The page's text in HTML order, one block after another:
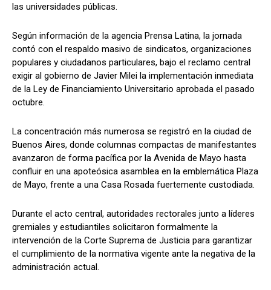
las universidades públicas.
Según información de la agencia Prensa Latina, la jornada
contó con el respaldo masivo de sindicatos, organizaciones
populares y ciudadanos particulares, bajo el reclamo central
exigir al gobierno de Javier Milei la implementación inmediata
de la Ley de Financiamiento Universitario aprobada el pasado
octubre.
La concentración más numerosa se registró en la ciudad de
Buenos Aires, donde columnas compactas de manifestantes
avanzaron de forma pacífica por la Avenida de Mayo hasta
confluir en una apoteósica asamblea en la emblemática Plaza
de Mayo, frente a una Casa Rosada fuertemente custodiada.
Durante el acto central, autoridades rectorales junto a líderes
gremiales y estudiantiles solicitaron formalmente la
intervención de la Corte Suprema de Justicia para garantizar
el cumplimiento de la normativa vigente ante la negativa de la
administración actual.